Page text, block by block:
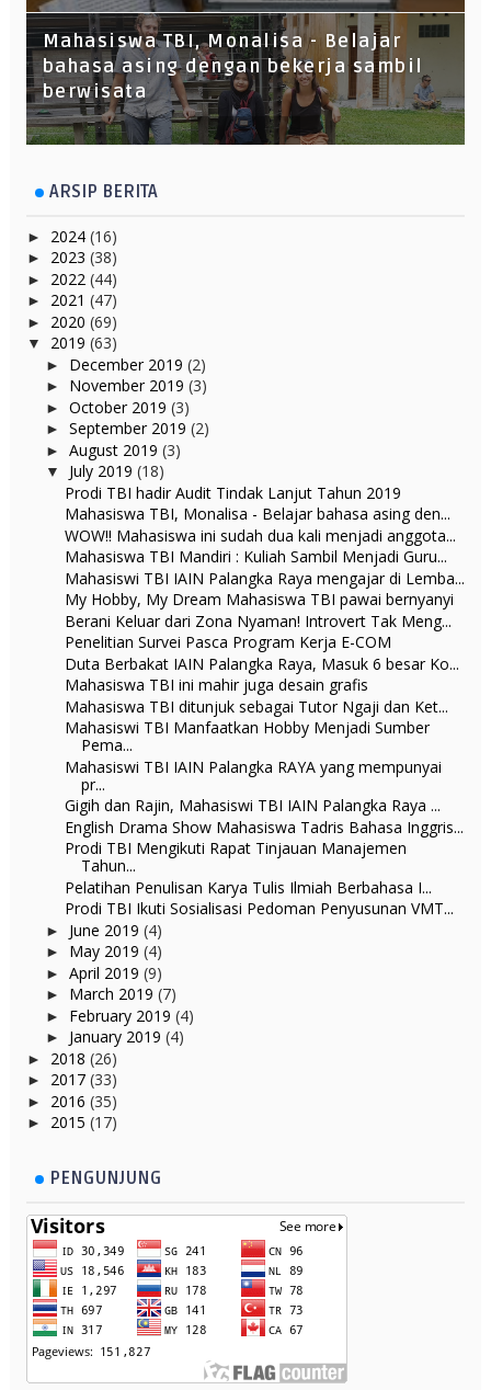
Mahasiswa TBI, Monalisa - Belajar
bahasa asing dengan bekerja sambil
berwisata
ARSIP BERITA
► 2024 (16)
► 2023 (38)
► 2022 (44)
► 2021 (47)
► 2020 (69)
▼ 2019 (63)
► December 2019 (2)
► November 2019 (3)
► October 2019 (3)
► September 2019 (2)
► August 2019 (3)
▼ July 2019 (18)
Prodi TBI hadir Audit Tindak Lanjut Tahun 2019
Mahasiswa TBI, Monalisa - Belajar bahasa asing den...
WOW!! Mahasiswa ini sudah dua kali menjadi anggota...
Mahasiswa TBI Mandiri : Kuliah Sambil Menjadi Guru...
Mahasiswi TBI IAIN Palangka Raya mengajar di Lemba...
My Hobby, My Dream Mahasiswa TBI pawai bernyanyi
Berani Keluar dari Zona Nyaman! Introvert Tak Meng...
Penelitian Survei Pasca Program Kerja E-COM
Duta Berbakat IAIN Palangka Raya, Masuk 6 besar Ko...
Mahasiswa TBI ini mahir juga desain grafis
Mahasiswa TBI ditunjuk sebagai Tutor Ngaji dan Ket...
Mahasiswi TBI Manfaatkan Hobby Menjadi Sumber
Pema...
Mahasiswi TBI IAIN Palangka RAYA yang mempunyai
pr...
Gigih dan Rajin, Mahasiswi TBI IAIN Palangka Raya ...
English Drama Show Mahasiswa Tadris Bahasa Inggris...
Prodi TBI Mengikuti Rapat Tinjauan Manajemen
Tahun...
Pelatihan Penulisan Karya Tulis Ilmiah Berbahasa I...
Prodi TBI Ikuti Sosialisasi Pedoman Penyusunan VMT...
► June 2019 (4)
► May 2019 (4)
► April 2019 (9)
► March 2019 (7)
► February 2019 (4)
► January 2019 (4)
► 2018 (26)
► 2017 (33)
► 2016 (35)
► 2015 (17)
PENGUNJUNG